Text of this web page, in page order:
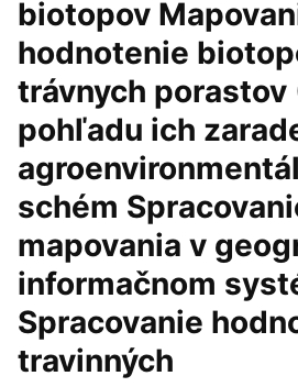
biotopov
hodnotenie
trávnych porastov
pohľadu ich
schém
mapovania v
informačnom
Spracovanie
travinných